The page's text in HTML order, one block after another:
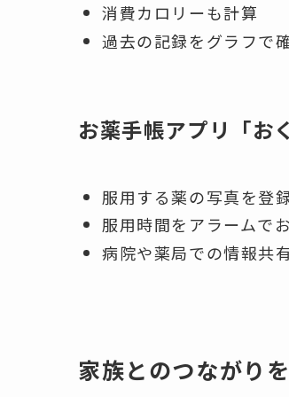
消費カロリーも計算
過去の記録をグラフで
お薬手帳アプリ「お
服用する薬の写真を登
服用時間をアラームで
病院や薬局での情報共
家族とのつながり